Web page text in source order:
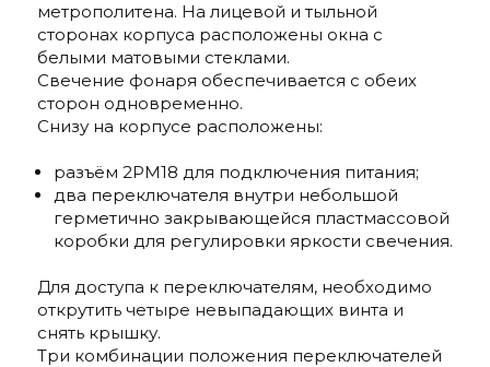
метрополитена. На лицевой и тыльной
сторонах корпуса расположены окна с
белыми матовыми стеклами.
Свечение фонаря обеспечивается с обеих
сторон одновременно.
Снизу на корпусе расположены:
разъём 2РМ18 для подключения питания;
два переключателя внутри небольшой
герметично закрывающейся пластмассовой
коробки для регулировки яркости свечения.
Для доступа к переключателям, необходимо
открутить четыре невыпадающих винта и
снять крышку.
Три комбинации положения переключателей